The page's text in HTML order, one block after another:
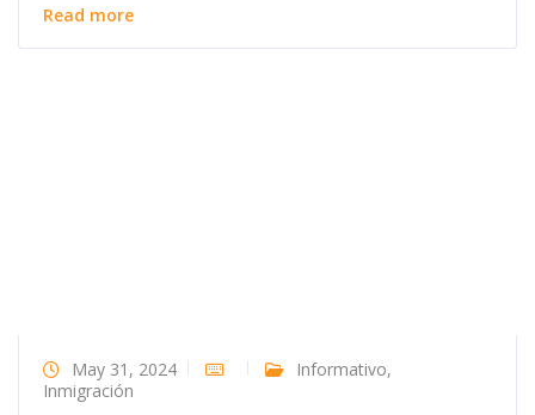
Read more
May 31, 2024 Informativo,
Inmigración